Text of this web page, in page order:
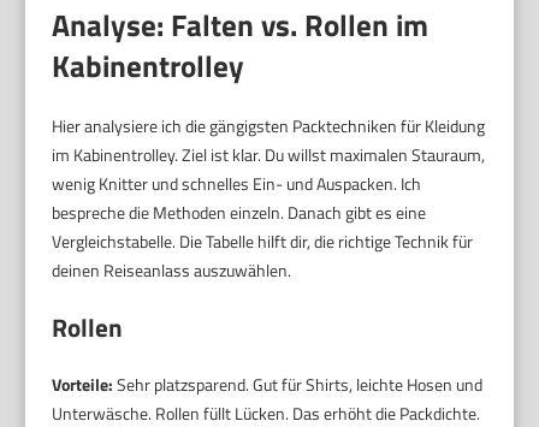
Analyse: Falten vs. Rollen im
Kabinentrolley
Hier analysiere ich die gängigsten Packtechniken für Kleidung
im Kabinentrolley. Ziel ist klar. Du willst maximalen Stauraum,
wenig Knitter und schnelles Ein- und Auspacken. Ich
bespreche die Methoden einzeln. Danach gibt es eine
Vergleichstabelle. Die Tabelle hilft dir, die richtige Technik für
deinen Reiseanlass auszuwählen.
Rollen
Vorteile:Sehr platzsparend. Gut für Shirts, leichte Hosen und
Unterwäsche. Rollen füllt Lücken. Das erhöht die Packdichte.